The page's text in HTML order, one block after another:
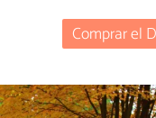
Comprar el